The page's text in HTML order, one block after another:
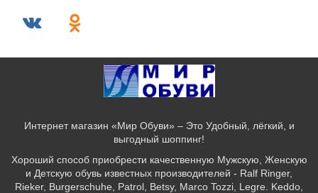
Интернет магазин «Мир Обуви» – Это Удобный, лёгкий, и
выгодный шоппинг!
Хороший способ приобрести качественную Мужскую, Женскую
и Детскую обувь известных производителей - Ralf Ringer,
Rieker, Burgerschuhe, Patrol, Betsy, Marco Tozzi, Legre. Keddo,